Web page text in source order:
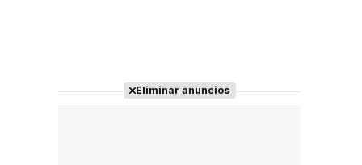
Eliminar anuncios